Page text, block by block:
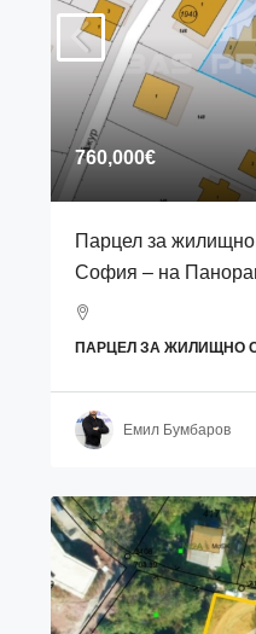
760,000€
Парцел за жилищно
София – на
ПАРЦЕЛ ЗА ЖИЛИЩНО
Емил Бумбаров